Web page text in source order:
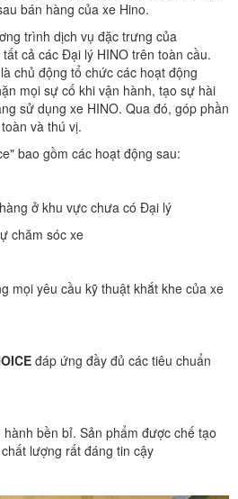
bán hàng của xe Hino.
trình dịch vụ đặc trưng của
cả các Đại lý HINO trên toàn cầu.
chủ động tổ chức các hoạt động
mọi sự cố khi vận hành, tạo sự hài
sử dụng xe HINO. Qua đó, góp phần
và thú vị.
bao gồm các hoạt động sau:
ở khu vực chưa có Đại lý
chăm sóc xe
mọi yêu cầu kỹ thuật khắt khe của xe
đáp ứng đầy đủ các tiêu chuẩn
bền bỉ. Sản phẩm được chế tạo
lượng rất đáng tin cậy